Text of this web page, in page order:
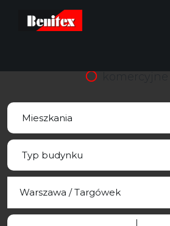
strona.glowna Oferty